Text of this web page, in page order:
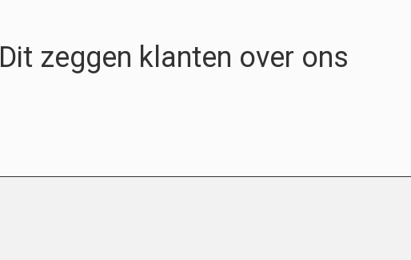
Dit zeggen klanten over ons